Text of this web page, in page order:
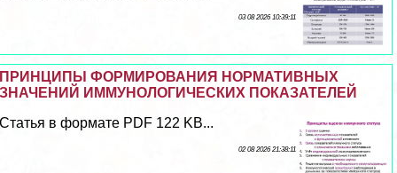
03 08 2026 10:39:11
ПРИНЦИПЫ ФОРМИРОВАНИЯ НОРМАТИВНЫХ
ЗНАЧЕНИЙ ИММУНОЛОГИЧЕСКИХ ПОКАЗАТЕЛЕЙ
Статья в формате PDF 122 KB...
02 08 2026 21:38:11